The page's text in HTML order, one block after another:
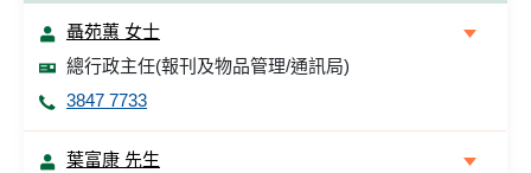
聶苑蕙 女士
總行政主任(報刊及物品管理/通訊局)
3847 7733
葉富康 先生